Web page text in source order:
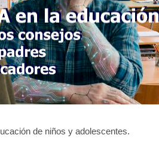
de niños y adolescentes.